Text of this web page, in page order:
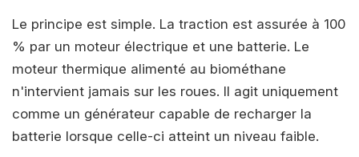
Le principe est simple. La traction est assurée à 100
% par un moteur électrique et une batterie. Le
moteur thermique alimenté au biométhane
n'intervient jamais sur les roues. Il agit uniquement
comme un générateur capable de recharger la
batterie lorsque celle-ci atteint un niveau faible.